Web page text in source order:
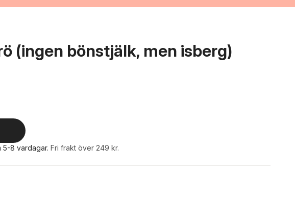
(ingen bönstjälk, men isberg)
5-8 vardagar. Fri frakt över 249 kr.